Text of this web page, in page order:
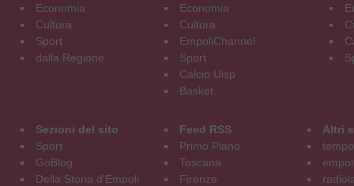
Economia
Cultura
Sport
dalla Regione
Economia
Cultura
EmpoliChannel
Sport
Calcio Uisp
Basket
Sezioni del sito
Sport
GoBlog
Della Storia d'Empoli
Feed RSS
Primo Piano
Toscana
Firenze
Altri